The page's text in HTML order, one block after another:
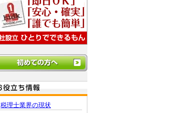
税理士業界の現状